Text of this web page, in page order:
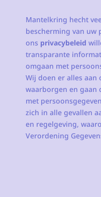
Mantelkring hecht
bescherming van uw
ons privacybeleid
transparante
omgaan met
Wij doen er alles aan
waarborgen en gaan
met
zich in alle gevallen
en regelgeving,
Verordening